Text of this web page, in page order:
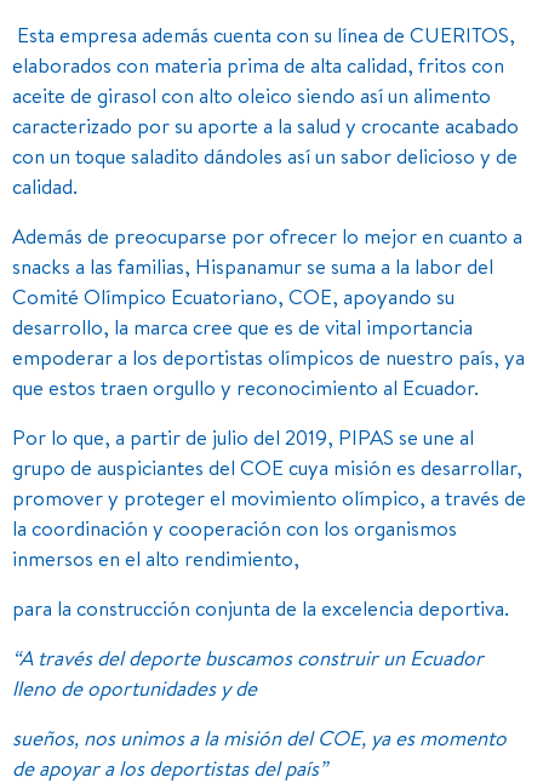
Esta empresa además cuenta con su línea de CUERITOS,
elaborados con materia prima de alta calidad, fritos con
aceite de girasol con alto oleico siendo así un alimento
caracterizado por su aporte a la salud y crocante acabado
con un toque saladito dándoles así un sabor delicioso y de
calidad.
Además de preocuparse por ofrecer lo mejor en cuanto a
snacks a las familias, Hispanamur se suma a la labor del
Comité Olímpico Ecuatoriano, COE, apoyando su
desarrollo, la marca cree que es de vital importancia
empoderar a los deportistas olímpicos de nuestro país, ya
que estos traen orgullo y reconocimiento al Ecuador.
Por lo que, a partir de julio del 2019, PIPAS se une al
grupo de auspiciantes del COE cuya misión es desarrollar,
promover y proteger el movimiento olímpico, a través de
la coordinación y cooperación con los organismos
inmersos en el alto rendimiento,
para la construcción conjunta de la excelencia deportiva.
“A través del deporte buscamos construir un Ecuador
lleno de oportunidades y de
sueños, nos unimos a la misión del COE, ya es momento
de apoyar a los deportistas del país”